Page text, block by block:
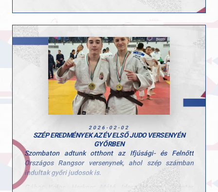
Gergő is értékes mérkőzéseket vívott, mindketten a 7.
helyen zárták a bajnokságot. Ezek az eredmények jól
mutatják a befektetett munka és a következetes
felkészülés erejét.
Gratulálunk a versenyzőknek és az edzőknek, csak így
2026-02-02
SZÉP EREDMÉNYEK AZ ÉV ELSŐ JUDO VERSENYÉN
GYŐRBEN
Szombaton adtunk otthont az Ifjúsági- és Felnőtt
Országos Rangsor versenynek, ahol szép számban
indultak győri judosok is.
Gábor Kolos, Herkner Máté, Idesz Marcell, Szentes